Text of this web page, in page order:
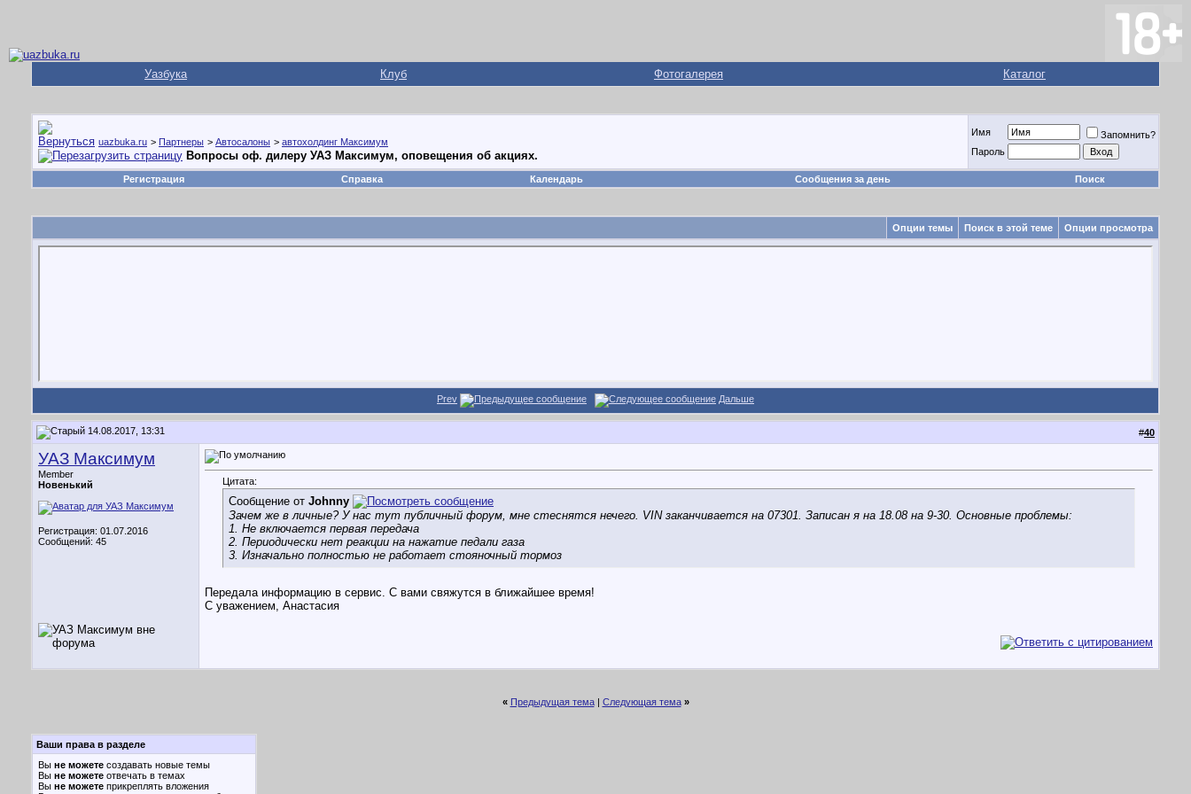
Уазбука Клуб Фотогалерея Каталог
uazbuka.ru > Партнеры > Автосалоны > автохолдинг Максимум
Вопросы оф. дилеру УАЗ Максимум, оповещения об акциях.
Имя
Запомнить?
Пароль
Регистрация Справка Календарь Сообщения за день Поиск
Опции темы Поиск в этой теме Опции просмотра
Prev Дальше
14.08.2017, 13:31 #40
УАЗ Максимум
Member
Новенький
Регистрация: 01.07.2016
Сообщений: 45
Цитата:
Сообщение от Johnny
Зачем же в личные? У нас тут публичный форум, мне стеснятся нечего. VIN заканчивается на 07301. Записан я на 18.08 на 9-30. Основные проблемы:
1. Не включается первая передача
2. Периодически нет реакции на нажатие педали газа
3. Изначально полностью не работает стояночный тормоз
Передала информацию в сервис. С вами свяжутся в ближайшее время!
С уважением, Анастасия
« Предыдущая тема| Следующая тема »
Ваши права в разделе
Вы не можете создавать новые темы
Вы не можете отвечать в темах
Вы не можете прикреплять вложения